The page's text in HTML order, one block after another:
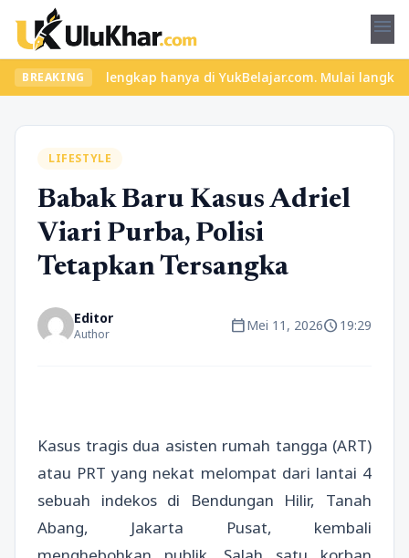
menu
BREAKING
materi lengkap hanya di YukBelajar.com. Mulai langkah
LIFESTYLE
Babak Baru Kasus Adriel
Viari Purba, Polisi
Tetapkan Tersangka
Editor
Author calendar_todayMei 11, 2026schedule19:29
Kasus tragis dua asisten rumah tangga (ART)
atau PRT yang nekat melompat dari lantai 4
sebuah indekos di Bendungan Hilir, Tanah
Abang, Jakarta Pusat, kembali